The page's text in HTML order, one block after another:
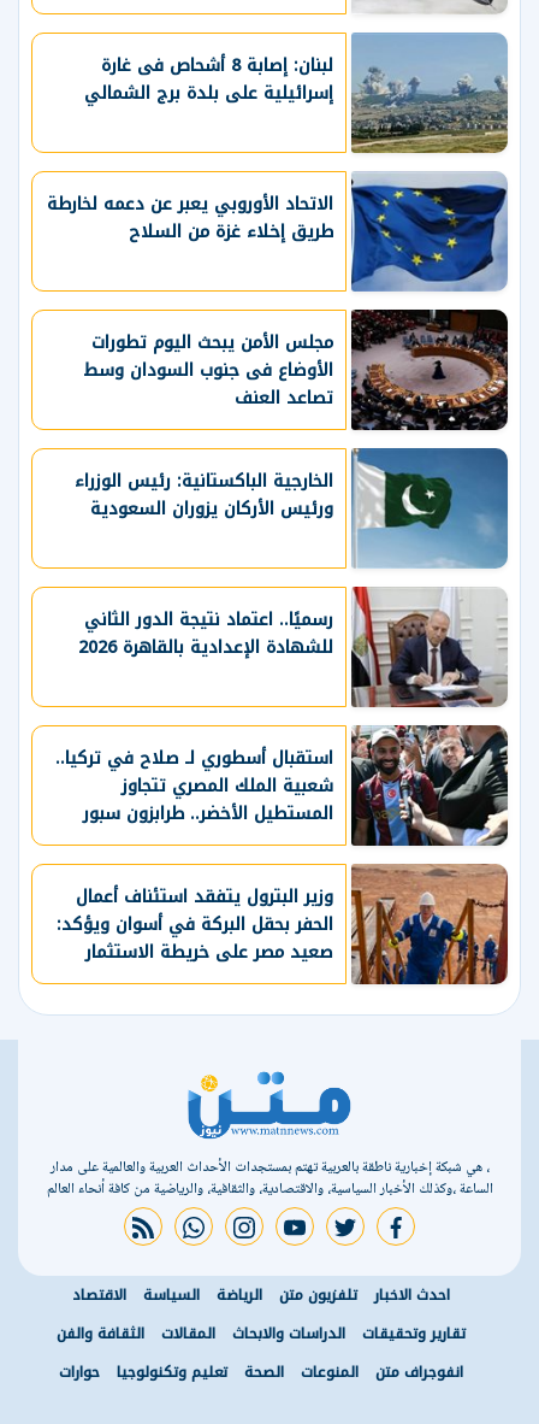
لبنان: إصابة 8 أشحاص فى غارة
إسرائيلية على بلدة برج الشمالي
الاتحاد الأوروبي يعبر عن دعمه لخارطة
طريق إخلاء غزة من السلاح
مجلس الأمن يبحث اليوم تطورات
الأوضاع فى جنوب السودان وسط
تصاعد العنف
الخارجية الباكستانية: رئيس الوزراء
ورئيس الأركان يزوران السعودية
رسميًا.. اعتماد نتيجة الدور الثاني
للشهادة الإعدادية بالقاهرة 2026
استقبال أسطوري لـ صلاح في تركيا..
شعبية الملك المصري تتجاوز
المستطيل الأخضر.. طرابزون سبور
يسعي لاستعادة لقب الدوري التركي
وتعزيز حظوظه في المنافسات
الأوروبية
وزير البترول يتفقد استئناف أعمال
الحفر بحقل البركة في أسوان ويؤكد:
صعيد مصر على خريطة الاستثمار
البترولي
، هي شبكة إخبارية ناطقة بالعربية تهتم بمستجدات الأحداث العربية والعالمية على مدار
الساعة ،وكذلك الأخبار السياسية، والاقتصادية، والثقافية، والرياضية من كافة أنحاء العالم
facebook
twitter
youtube
instagram
whatsapp
rss feed
احدث الاخبار تلفزيون متن الرياضة السياسة
الاقتصاد
تقارير وتحقيقات
الدراسات والابحاث المقالات
الثقافة والفن
انفوجراف متن
المنوعات الصحة تعليم وتكنولوجيا حوارات